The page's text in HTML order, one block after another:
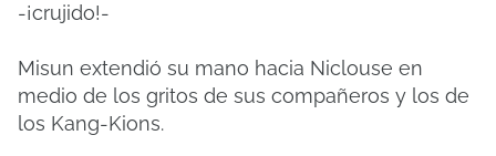
-¡crujido!-
Misun extendió su mano hacia Niclouse en
medio de los gritos de sus compañeros y los de
los Kang-Kions.